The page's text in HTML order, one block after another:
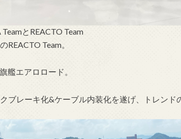
TeamとREACTO Team
REACTO Team。
艦エアロロード。
ブレーキ化&ケーブル内装化を遂げ、トレンド